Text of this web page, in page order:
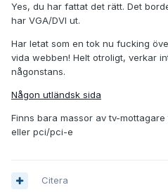
Yes, du har fattat det rätt. Det
har VGA/DVI ut.
Har letat som en tok nu fucking
vida webben! Helt otroligt, verkar
någonstans.
Någon utländsk sida
Finns bara massor av tv-
eller pci/pci-e
Citera